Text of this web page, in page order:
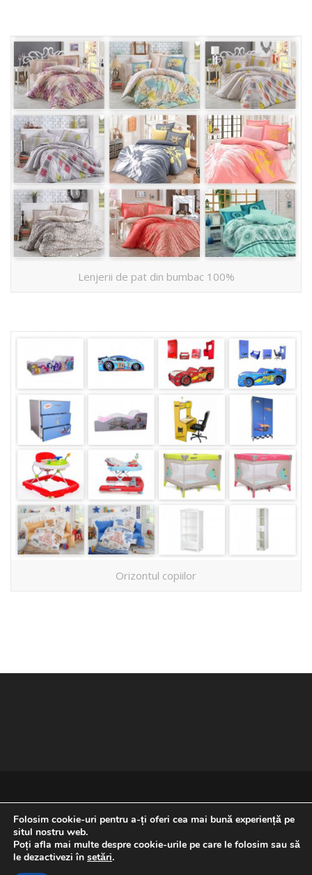
Lenjerii de pat din bumbac 100%
Orizontul copiilor
REVENIRE LA ÎNCEPUTUL PAGINII
Folosim cookie-uri pentru a-ți oferi cea mai bună experiență pe
situl nostru web.
Poți afla mai multe despre cookie-urile pe care le folosim sau să
le dezactivezi în setări.